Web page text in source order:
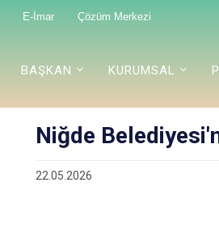
E-İmar Çözüm Merkezi
BAŞKAN KURUMSAL
Niğde
22.05.2026